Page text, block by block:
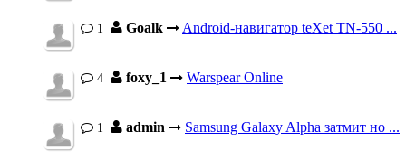
1 Goalk Android-навигатор teXet TN-550 ...
4 foxy_1 Warspear Online
1 admin Samsung Galaxy Alpha затмит но ...